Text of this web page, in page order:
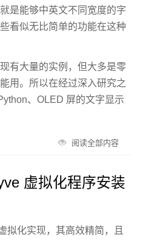
是能够中英文不同宽度的字
看似无比简单的功能在这种
有大量的实例，但大多是零
用。所以在经过深入研究之
、OLED 屏的文字显示
阅读全部内容
虚拟化程序安装
拟化实现，其高效精简，且